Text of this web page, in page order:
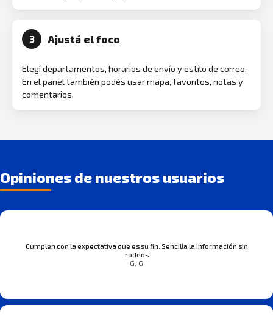
3 Ajustá el foco
Elegí departamentos, horarios de envío y estilo de correo.
En el panel también podés usar mapa, favoritos, notas y
comentarios.
Opiniones de nuestros usuarios
Cumplen con la expectativa que es su fin. Sencilla la información sin
rodeos
G. G